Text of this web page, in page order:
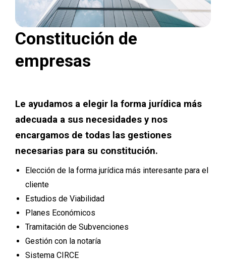
Constitución de
empresas
Le ayudamos a elegir la forma jurídica más
adecuada a sus necesidades y nos
encargamos de todas las gestiones
necesarias para su constitución.
Elección de la forma jurídica más interesante para el
cliente
Estudios de Viabilidad
Planes Económicos
Tramitación de Subvenciones
Gestión con la notaría
Sistema CIRCE